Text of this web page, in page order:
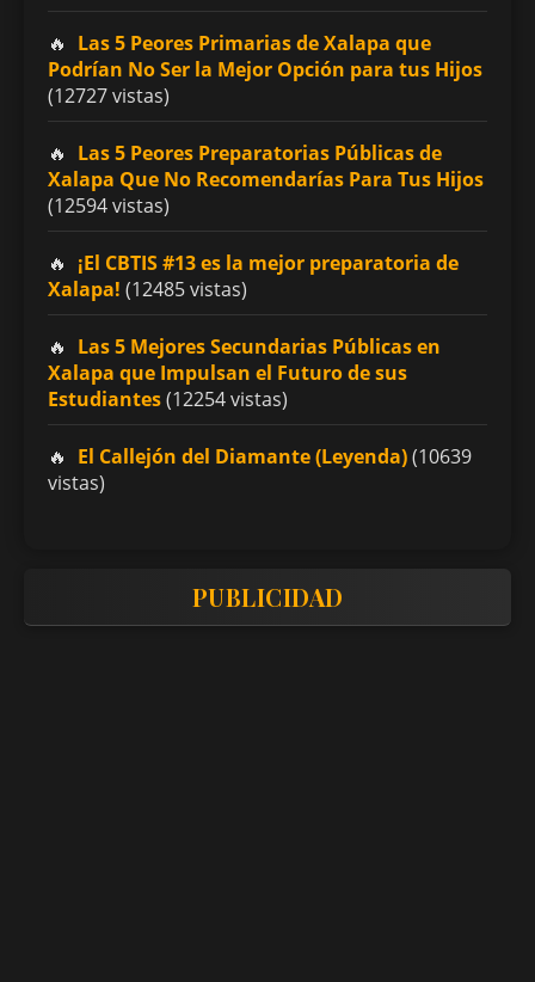
Las 5 Peores Primarias de Xalapa que
Podrían No Ser la Mejor Opción para tus Hijos
(12727 vistas)
Las 5 Peores Preparatorias Públicas de
Xalapa Que No Recomendarías Para Tus Hijos
(12594 vistas)
¡El CBTIS #13 es la mejor preparatoria de
Xalapa! (12485 vistas)
Las 5 Mejores Secundarias Públicas en
Xalapa que Impulsan el Futuro de sus
Estudiantes(12254 vistas)
El Callejón del Diamante (Leyenda)(10639
vistas)
PUBLICIDAD